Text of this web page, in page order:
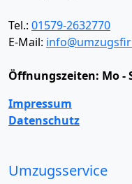
Tel.: 01579-2632770
E-Mail:
Öffnungszeiten: Mo -
Impressum
Datenschutz
Umzugsservice